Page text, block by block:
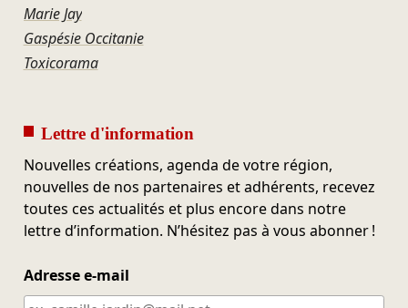
Marie Jay
Gaspésie Occitanie
Toxicorama
Lettre d'information
Nouvelles créations, agenda de votre région,
nouvelles de nos partenaires et adhérents, recevez
toutes ces actualités et plus encore dans notre
lettre d’information. N’hésitez pas à vous abonner !
Adresse e-mail